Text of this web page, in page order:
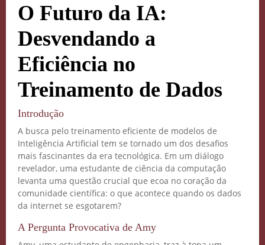
O Futuro da IA:
Desvendando a
Eficiência no
Treinamento de Dados
Introdução
A busca pelo treinamento eficiente de modelos de
Inteligência Artificial tem se tornado um dos desafios
mais fascinantes da era tecnológica. Em um diálogo
revelador, uma estudante de ciência da computação
levanta uma questão crucial que ecoa no coração da
comunidade científica: o que acontece quando os dados
da internet se esgotarem?
A Pergunta Provocativa de Amy